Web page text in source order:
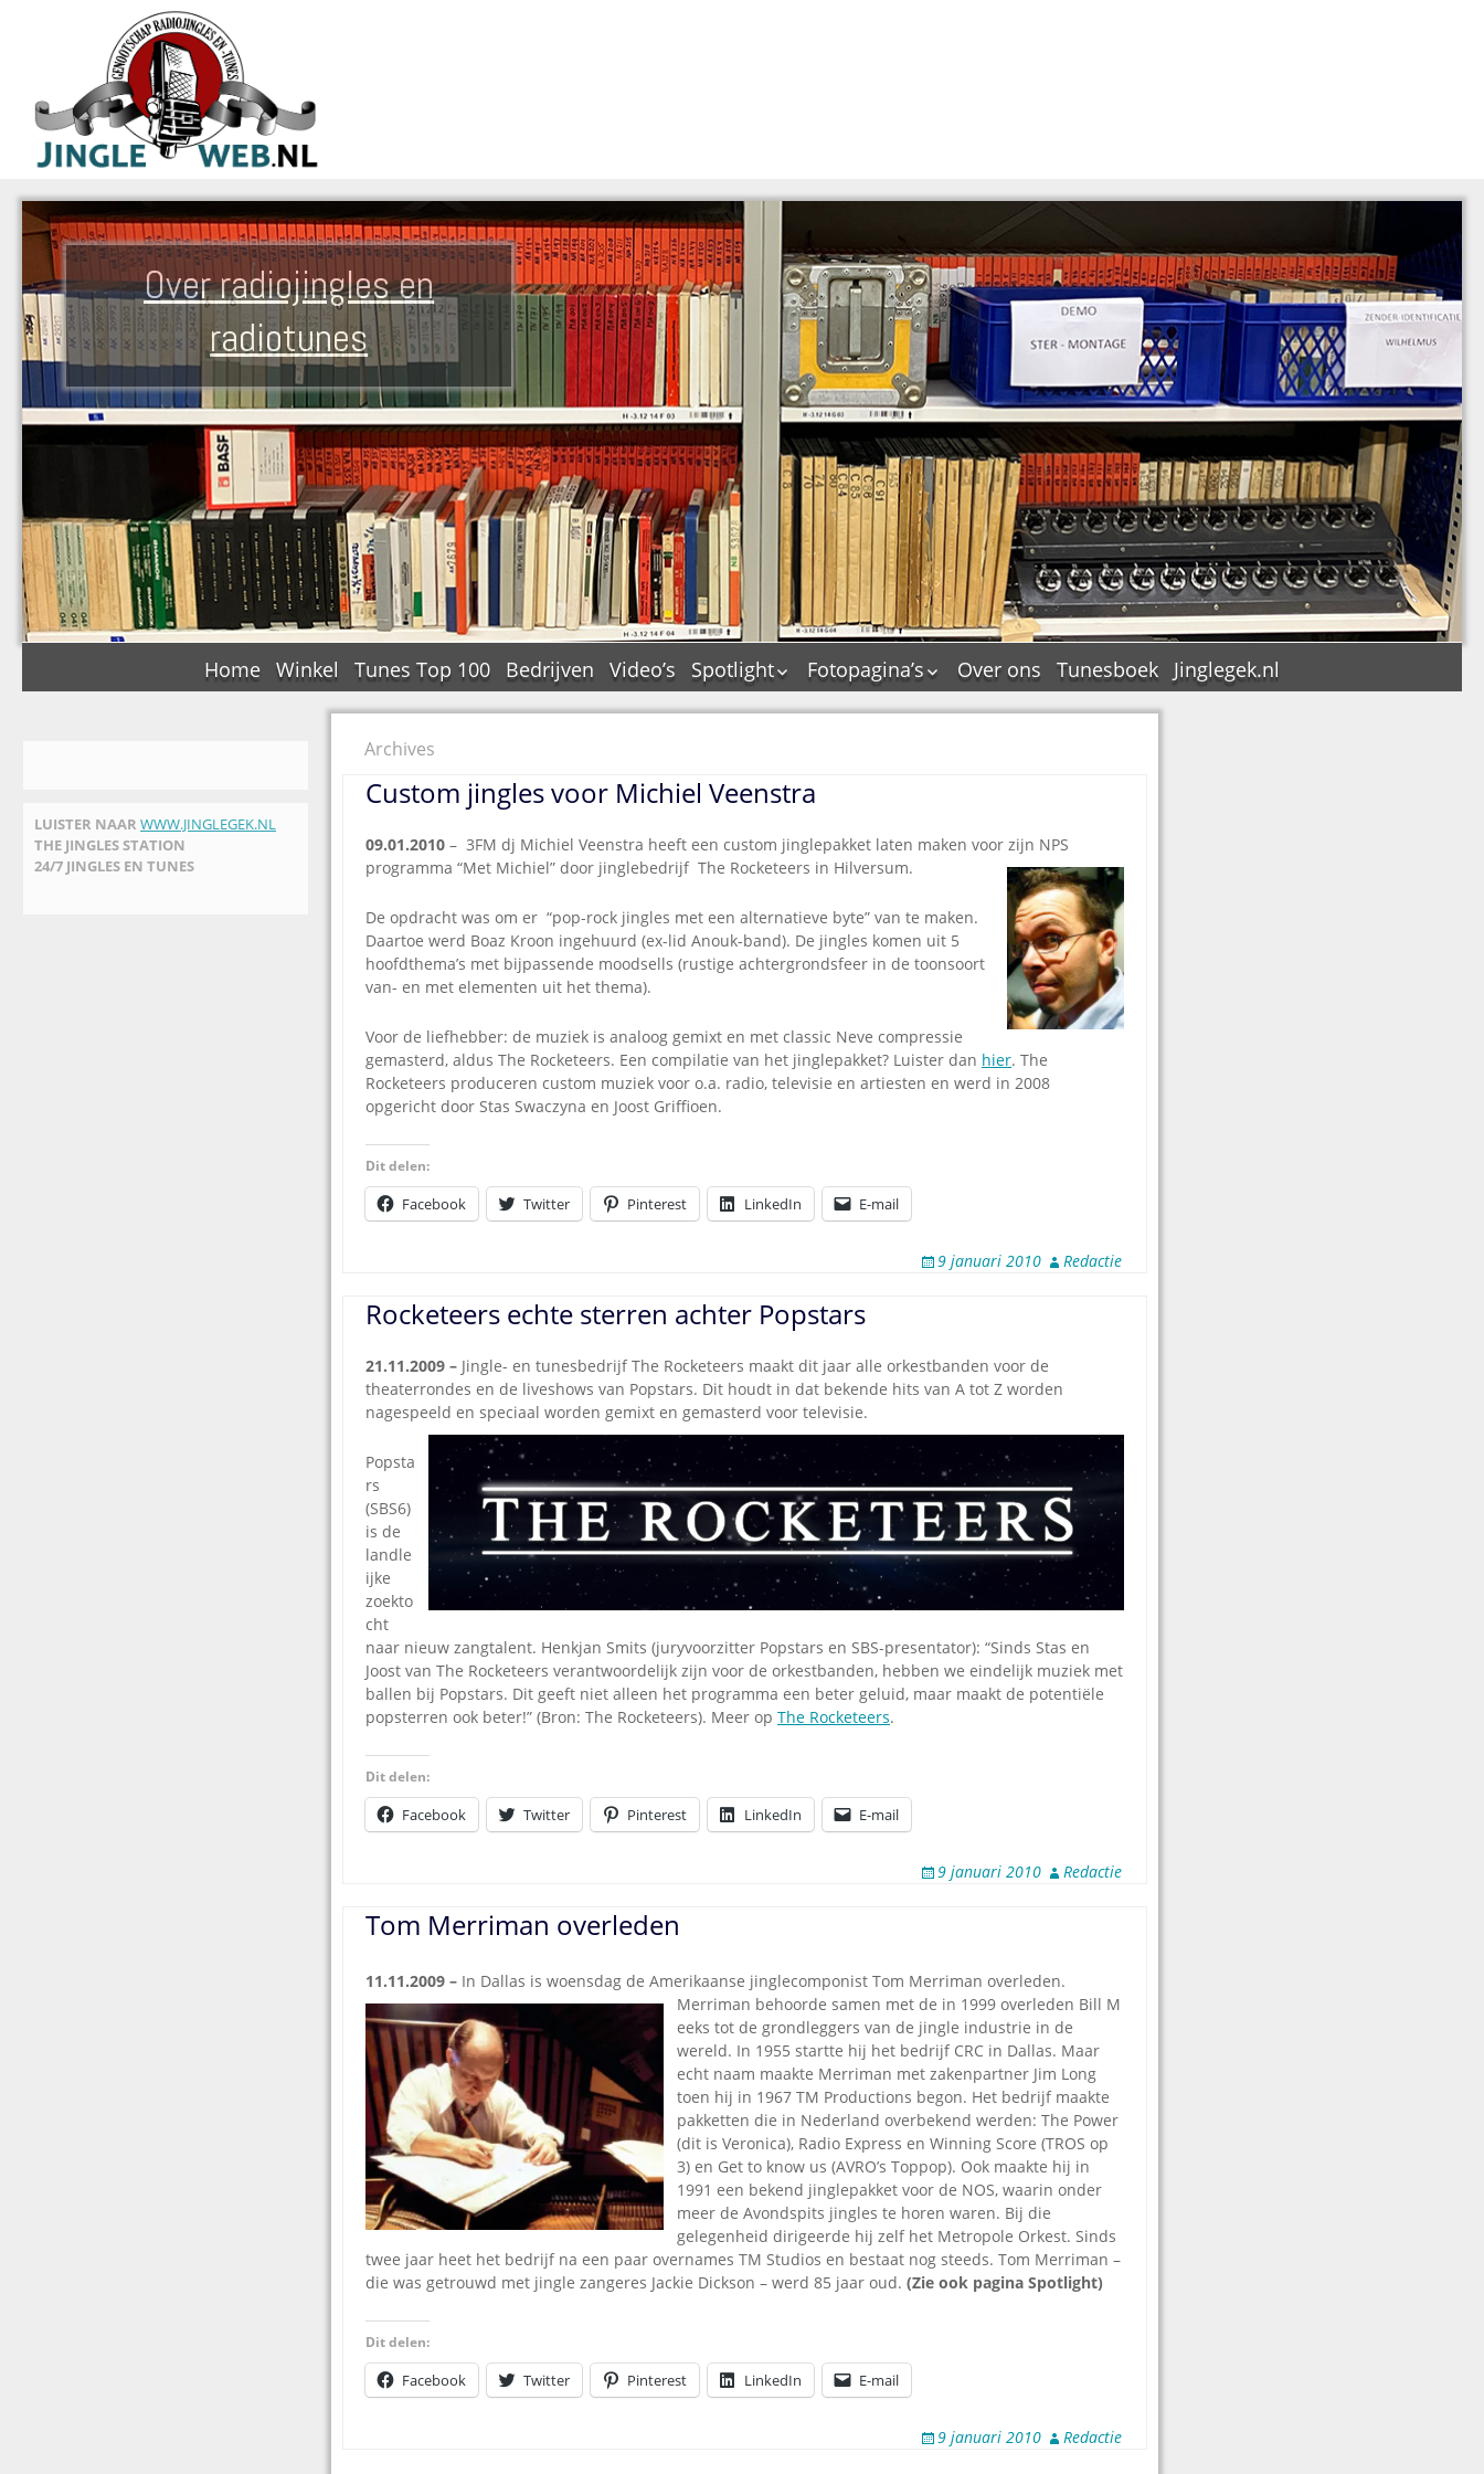
Over radiojingles en
radiotunes
Home Winkel Tunes Top 100 Bedrijven Video’s
Spotlight
De Tourflitsjingle –
tags
Dallas jingle city
De Tourtune
Ferry Maat 65
Ferry Maat interview
Jingle Awards
Jingle NIEUW
Stoomfluit Klaas
Vaak
Uitvinding
jinglecassette
Fotopagina’s
JAM in pictures
Pepper & Tanner in
Top Format in
pictures
Dik Voormekaar in
foto’s
Over ons Tunesboek Jinglegek.nl
LUISTER NAAR WWW.JINGLEGEK.NL
THE JINGLES STATION
24/7 JINGLES EN TUNES
Archives
Custom jingles voor Michiel Veenstra
09.01.2010 – 3FM dj Michiel Veenstra heeft een custom jinglepakket laten maken voor zijn NPS
programma “Met Michiel” door jinglebedrijf The Rocketeers in Hilversum.
De opdracht was om er “pop-rock jingles met een alternatieve byte” van te maken.
Daartoe werd Boaz Kroon ingehuurd (ex-lid Anouk-band). De jingles komen uit 5
hoofdthema’s met bijpassende moodsells (rustige achtergrondsfeer in de toonsoort
van- en met elementen uit het thema).
Voor de liefhebber: de muziek is analoog gemixt en met classic Neve compressie
gemasterd, aldus The Rocketeers. Een compilatie van het jinglepakket? Luister dan hier. The
Rocketeers produceren custom muziek voor o.a. radio, televisie en artiesten en werd in 2008
opgericht door Stas Swaczyna en Joost Griffioen.
Dit delen:
Facebook Twitter Pinterest LinkedIn E-mail
9 januari 2010 Redactie
Rocketeers echte sterren achter Popstars
21.11.2009 – Jingle- en tunesbedrijf The Rocketeers maakt dit jaar alle orkestbanden voor de
theaterrondes en de liveshows van Popstars. Dit houdt in dat bekende hits van A tot Z worden
nagespeeld en speciaal worden gemixt en gemasterd voor televisie.
Popsta
rs
(SBS6)
is de
landle
ijke
zoekto
cht
naar nieuw zangtalent. Henkjan Smits (juryvoorzitter Popstars en SBS-presentator): “Sinds Stas en
Joost van The Rocketeers verantwoordelijk zijn voor de orkestbanden, hebben we eindelijk muziek met
ballen bij Popstars. Dit geeft niet alleen het programma een beter geluid, maar maakt de potentiële
popsterren ook beter!” (Bron: The Rocketeers). Meer op The Rocketeers.
Dit delen:
Facebook Twitter Pinterest LinkedIn E-mail
9 januari 2010 Redactie
Tom Merriman overleden
11.11.2009 – In Dallas is woensdag de Amerikaanse jinglecomponist Tom Merriman overleden.
Merriman behoorde samen met de in 1999 overleden Bill M
eeks tot de grondleggers van de jingle industrie in de
wereld. In 1955 startte hij het bedrijf CRC in Dallas. Maar
echt naam maakte Merriman met zakenpartner Jim Long
toen hij in 1967 TM Productions begon. Het bedrijf maakte
pakketten die in Nederland overbekend werden: The Power
(dit is Veronica), Radio Express en Winning Score (TROS op
3) en Get to know us (AVRO’s Toppop). Ook maakte hij in
1991 een bekend jinglepakket voor de NOS, waarin onder
meer de Avondspits jingles te horen waren. Bij die
gelegenheid dirigeerde hij zelf het Metropole Orkest. Sinds
twee jaar heet het bedrijf na een paar overnames TM Studios en bestaat nog steeds. Tom Merriman –
die was getrouwd met jingle zangeres Jackie Dickson – werd 85 jaar oud. (Zie ook pagina Spotlight)
Dit delen:
Facebook Twitter Pinterest LinkedIn E-mail
9 januari 2010 Redactie